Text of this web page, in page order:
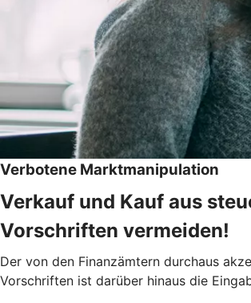
Verbotene Marktmanipulation
Verkauf und Kauf aus
Vorschriften vermeiden!
Der von den Finanzämtern durchaus
Vorschriften ist darüber hinaus die